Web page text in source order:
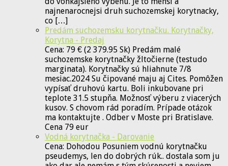
najnenarocnejsi druh suchozemskej korytnacky,
co […]
Predám suchozemsku korytnačku. Korytnačky,
Korytna - Predaj
Cena: 79 € (2 379.95 Sk) Predám malé
suchozemske korytnačky žltočierne (testudo
marginata). Korytnačky sú hliahnute 7/8
mesiac.2024 Su čipované maju aj Cites. Pomôžen
vypísať druhovú kartu. Boli inkubovane pri
teplote 31.5 stupňa. Možnosť výberu z viacerých
kusov. S chovom rád poradím. Prípade otázok
ma kontaktujte . Odber v Moste pri Bratislave.
Cena 79 eur
Vodná korytnačka - Darovanie
Cena: Dohodou Posuniem vodnú korytnačku
pseudemys, len do dobrých rúk.. dostala som ju